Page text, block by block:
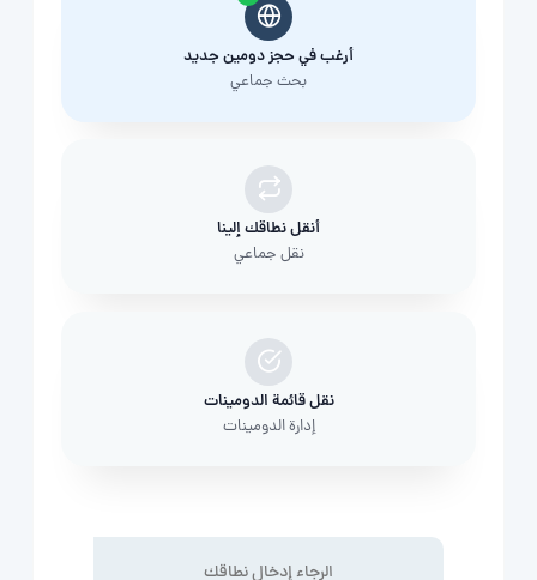
أرغب في حجز دومين جديد
بحث جماعي
أنقل نطاقك إلينا
نقل جماعي
نقل قائمة الدومينات
إدارة الدومينات